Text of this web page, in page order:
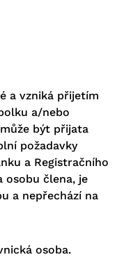
a vzniká přijetím
a/nebo
být přijata
požadavky
a Registračního
osobu člena, je
a nepřechází na
osoba.